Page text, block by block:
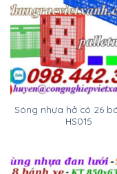
Sóng nhựa hở có 26
HS015